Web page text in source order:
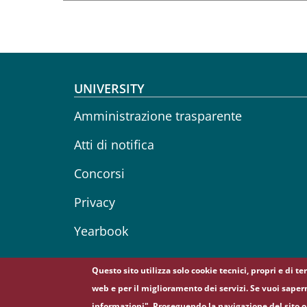
Footer menu
UNIVERSITY
Amministrazione trasparente
Atti di notifica
Concorsi
Privacy
Yearbook
© Sapienza Università di Roma - Piazzale Aldo Moro
Questo sito utilizza solo cookie tecnici, propri e di
web e per il miglioramento dei servizi. Se vuoi